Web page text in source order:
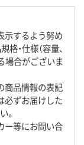
示するよう努め
・仕様（容量、
場合がございま
商品情報の表記
必ずお届けした
。
ー等にお問い合